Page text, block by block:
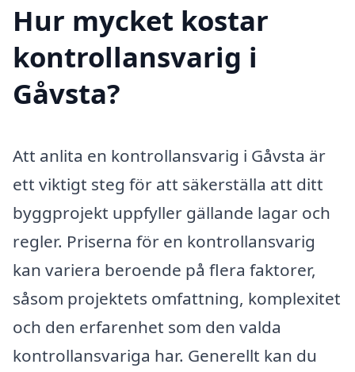
Hur mycket kostar
kontrollansvarig i
Gåvsta?
Att anlita en kontrollansvarig i Gåvsta är
ett viktigt steg för att säkerställa att ditt
byggprojekt uppfyller gällande lagar och
regler. Priserna för en kontrollansvarig
kan variera beroende på flera faktorer,
såsom projektets omfattning, komplexitet
och den erfarenhet som den valda
kontrollansvariga har. Generellt kan du